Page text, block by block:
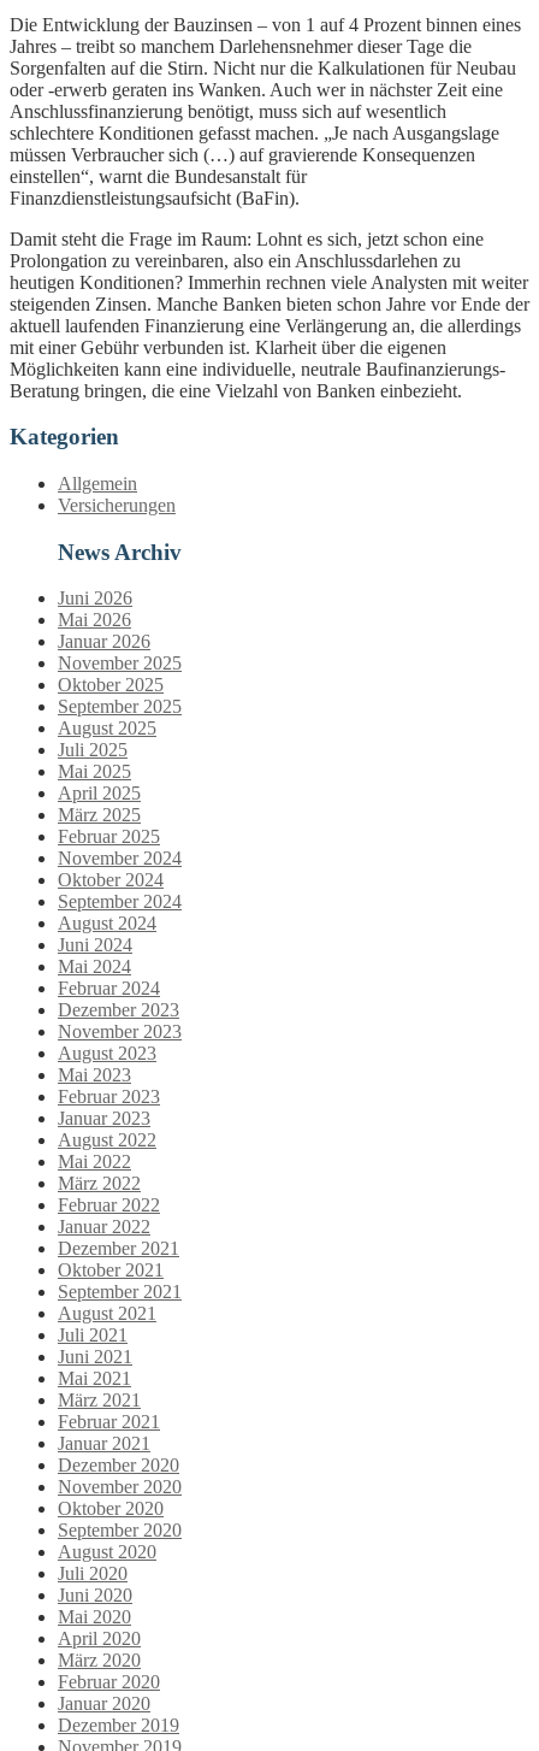
Die Entwicklung der Bauzinsen – von 1 auf 4 Prozent binnen eines
Jahres – treibt so manchem Darlehensnehmer dieser Tage die
Sorgenfalten auf die Stirn. Nicht nur die Kalkulationen für Neubau
oder -erwerb geraten ins Wanken. Auch wer in nächster Zeit eine
Anschlussfinanzierung benötigt, muss sich auf wesentlich
schlechtere Konditionen gefasst machen. „Je nach Ausgangslage
müssen Verbraucher sich (…) auf gravierende Konsequenzen
einstellen“, warnt die Bundesanstalt für
Finanzdienstleistungsaufsicht (BaFin).
Damit steht die Frage im Raum: Lohnt es sich, jetzt schon eine
Prolongation zu vereinbaren, also ein Anschlussdarlehen zu
heutigen Konditionen? Immerhin rechnen viele Analysten mit weiter
steigenden Zinsen. Manche Banken bieten schon Jahre vor Ende der
aktuell laufenden Finanzierung eine Verlängerung an, die allerdings
mit einer Gebühr verbunden ist. Klarheit über die eigenen
Möglichkeiten kann eine individuelle, neutrale Baufinanzierungs-
Beratung bringen, die eine Vielzahl von Banken einbezieht.
Kategorien
Allgemein
Versicherungen
News Archiv
Juni 2026
Mai 2026
Januar 2026
November 2025
Oktober 2025
September 2025
August 2025
Juli 2025
Mai 2025
April 2025
März 2025
Februar 2025
November 2024
Oktober 2024
September 2024
August 2024
Juni 2024
Mai 2024
Februar 2024
Dezember 2023
November 2023
August 2023
Mai 2023
Februar 2023
Januar 2023
August 2022
Mai 2022
März 2022
Februar 2022
Januar 2022
Dezember 2021
Oktober 2021
September 2021
August 2021
Juli 2021
Juni 2021
Mai 2021
März 2021
Februar 2021
Januar 2021
Dezember 2020
November 2020
Oktober 2020
September 2020
August 2020
Juli 2020
Juni 2020
Mai 2020
April 2020
März 2020
Februar 2020
Januar 2020
Dezember 2019